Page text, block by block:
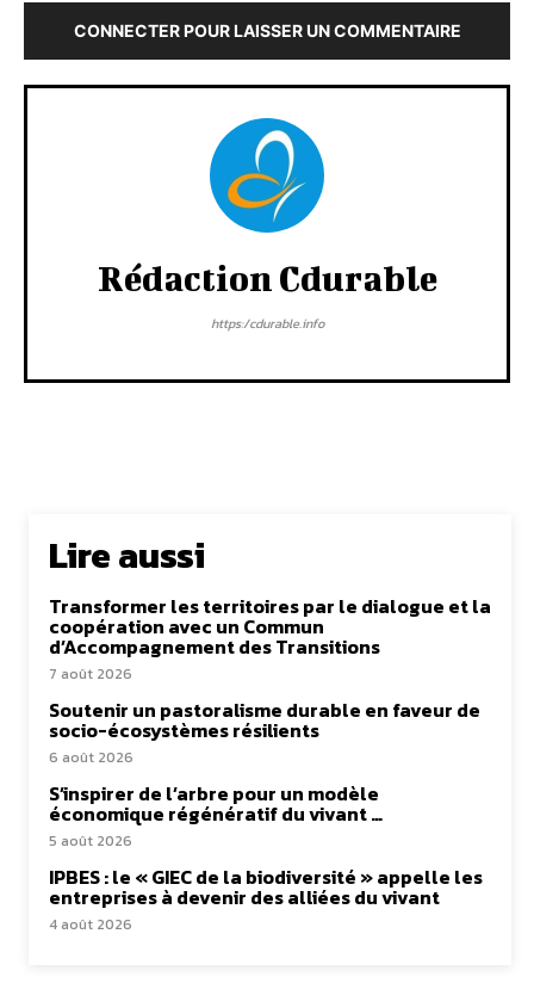
CONNECTER POUR LAISSER UN COMMENTAIRE
Rédaction Cdurable
https:/cdurable.info
Lire aussi
Transformer les territoires par le dialogue et la
coopération avec un Commun
d’Accompagnement des Transitions
7 août 2026
Soutenir un pastoralisme durable en faveur de
socio-écosystèmes résilients
6 août 2026
S’inspirer de l’arbre pour un modèle
économique régénératif du vivant …
5 août 2026
IPBES : le « GIEC de la biodiversité » appelle les
entreprises à devenir des alliées du vivant
4 août 2026